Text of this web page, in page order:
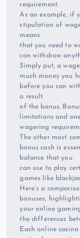
requirement.
As an example, if
stipulation of
means
that you need to
can withdraw
Simply put, a
much money you
before you can
a result
of the bonus.
limitations and
wagering
The other most
bonus cash is
balance that you
can use to play
games like
Here’s a
bonuses,
your online
the differences
Each online